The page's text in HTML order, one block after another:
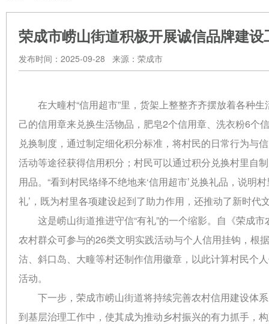
荣成市崂山街道积极开展诚信品牌建设
发布时间：2025-09-28 来源：荣成市
在大疃村“信用超市”里，货架上整整齐齐摆放着各种
己的信用章来兑换生活物品，肥皂2个信用章、洗衣粉6
兑换制度，通过制定细化积分标准，将村民的日常行为与
活动等途径获得信用积分；村民可以通过积分兑换村里自
用品。“看到村民络绎不绝地来‘信用超市’兑换礼品，说明
礼’，既为村里各项建设起到了助力作用，还推动了新时
这是崂山街道推进守信“有礼”的一个缩影。自《荣成
农村群众可参与的26类文明实践活动与个人信用挂钩，根
沽、斜口岛、大疃等村还制作信用徽章，以此计算村民个
活动。
下一步，荣成市崂山街道将持续完善农村信用建设体
到基层治理工作中，使其成为推动乡村振兴的有力抓手，